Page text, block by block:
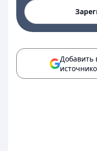
Добавить